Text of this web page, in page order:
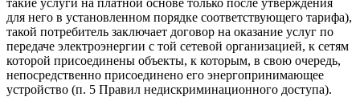
такие услуги на платной основе только после утверждения
для него в установленном порядке соответствующего тарифа),
такой потребитель заключает договор на оказание услуг по
передаче электроэнергии с той сетевой организацией, к сетям
которой присоединены объекты, к которым, в свою очередь,
непосредственно присоединено его энергопринимающее
устройство (п. 5 Правил недискриминационного доступа).